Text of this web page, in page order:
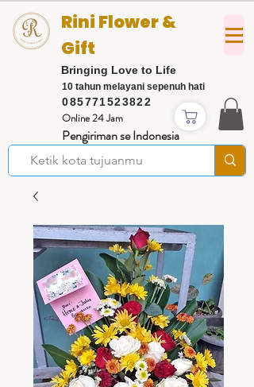
085771523822
Rini Flower &
Gift
Bringing Love to Life
Online 24 Jam
Pengiriman se Indonesia
10 tahun melayani sepenuh hati